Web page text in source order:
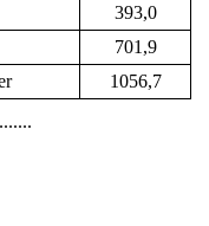
393,0
701,9
1056,7